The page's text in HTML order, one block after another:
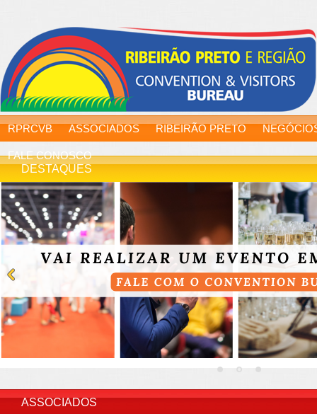
RPRCVB ASSOCIADOS RIBEIRÃO PRETO
FALE CONOSCO
DESTAQUES
ASSOCIADOS